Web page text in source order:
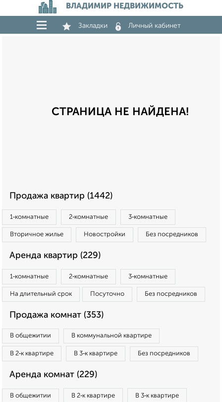
ВЛАДИМИР НЕДВИЖИМОСТЬ
Закладки Личный кабинет
СТРАНИЦА НЕ НАЙДЕНА!
Продажа квартир (1442)
1‑комнатные 2‑комнатные 3‑комнатные
Вторичное жилье Новостройки Без посредников
Аренда квартир (229)
1‑комнатные 2‑комнатные 3‑комнатные
На длительный срок Посуточно Без посредников
Продажа комнат (353)
В общежитии В коммунальной квартире
В 2‑к квартире В 3‑к квартире Без посредников
Аренда комнат (229)
В общежитии В 2‑к квартире В 3‑к квартире